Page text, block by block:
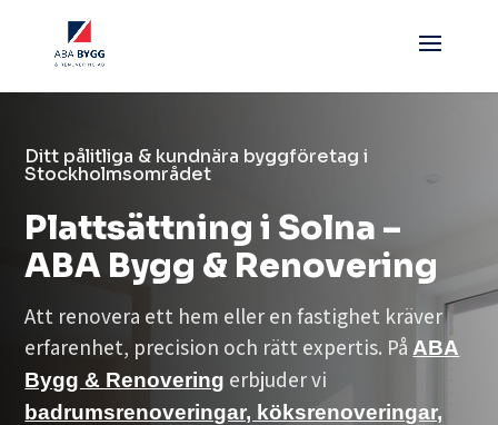
Ditt pålitliga & kundnära byggföretag i
Stockholmsområdet
Plattsättning i Solna –
ABA Bygg & Renovering
Att renovera ett hem eller en fastighet kräver
erfarenhet, precision och rätt expertis. PåABA
Bygg & Renovering erbjuder vi
badrumsrenoveringar, köksrenoveringar,